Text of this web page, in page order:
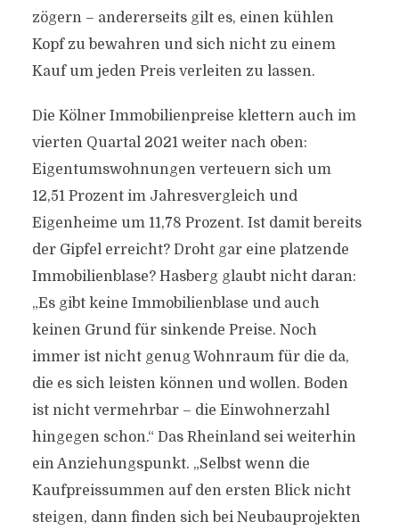
zögern – andererseits gilt es, einen kühlen
Kopf zu bewahren und sich nicht zu einem
Kauf um jeden Preis verleiten zu lassen.
Die Kölner Immobilienpreise klettern auch im
vierten Quartal 2021 weiter nach oben:
Eigentumswohnungen verteuern sich um
12,51 Prozent im Jahresvergleich und
Eigenheime um 11,78 Prozent. Ist damit bereits
der Gipfel erreicht? Droht gar eine platzende
Immobilienblase? Hasberg glaubt nicht daran:
„Es gibt keine Immobilienblase und auch
keinen Grund für sinkende Preise. Noch
immer ist nicht genug Wohnraum für die da,
die es sich leisten können und wollen. Boden
ist nicht vermehrbar – die Einwohnerzahl
hingegen schon.“ Das Rheinland sei weiterhin
ein Anziehungspunkt. „Selbst wenn die
Kaufpreissummen auf den ersten Blick nicht
steigen, dann finden sich bei Neubauprojekten